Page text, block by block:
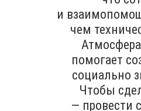
и
чем
помогает
социально
Чтобы
— провести